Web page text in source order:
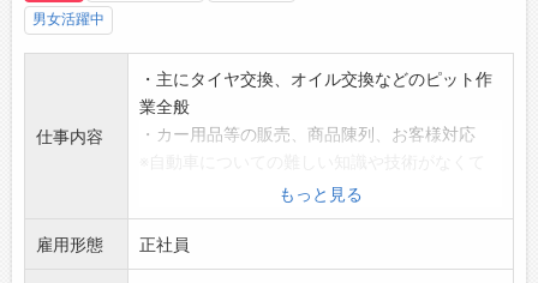
男女活躍中
仕事内容
・主にタイヤ交換、オイル交換などのピット作
業全般
・カー用品等の販売、商品陳列、お客様対応
未経験者の方にも親切に指導いたします。
※商品購入時、社員特典あり。
※制服は貸与します。
もっと見る
雇用形態 正社員